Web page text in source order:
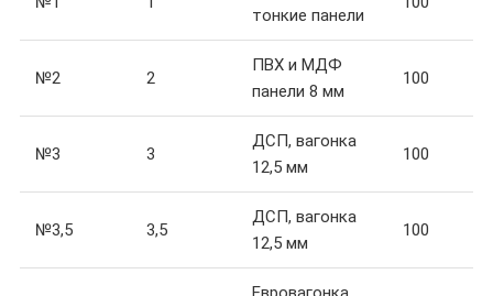
тонкие панели
№2 2
ПВХ и МДФ
панели 8 мм
100
№3 3
ДСП, вагонка
12,5 мм
100
№3,5 3,5
ДСП, вагонка
12,5 мм
100